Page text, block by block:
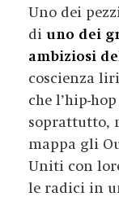
Uno dei
di uno dei
ambiziosi
coscienza
che l’hip-
soprattutto,
mappa gli
Uniti con
le radici in